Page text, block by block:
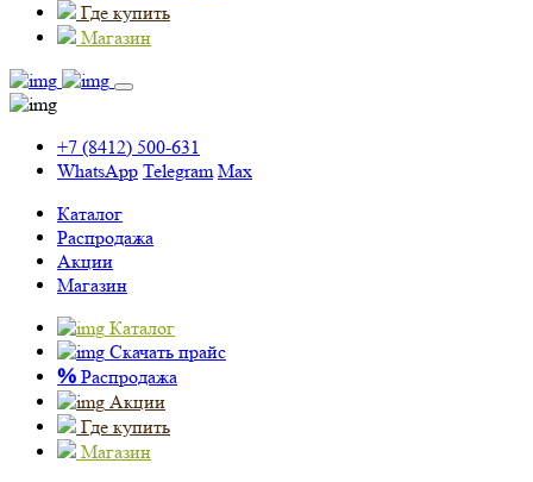
Где купить
Магазин
+7 (8412) 500-631
WhatsApp Telegram Max
Каталог
Распродажа
Акции
Магазин
Каталог
Скачать прайс
% Распродажа
Акции
Где купить
Магазин